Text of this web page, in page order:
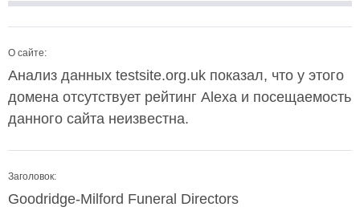
О сайте:
Анализ данных testsite.org.uk показал, что у этого
домена отсутствует рейтинг Alexa и посещаемость
данного сайта неизвестна.
Заголовок:
Goodridge-Milford Funeral Directors